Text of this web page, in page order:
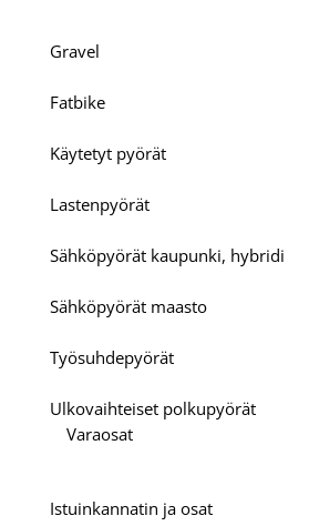
Gravel
Fatbike
Käytetyt pyörät
Lastenpyörät
Sähköpyörät kaupunki, hybridi
Sähköpyörät maasto
Työsuhdepyörät
Ulkovaihteiset polkupyörät
Varaosat
Istuinkannatin ja osat